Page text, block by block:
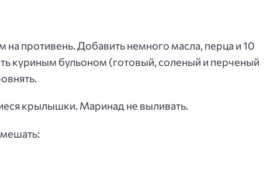
противень. Добавить немного масла, перца и 10
куриным бульоном (готовый, соленый и перченый
крылышки. Маринад не выливать.